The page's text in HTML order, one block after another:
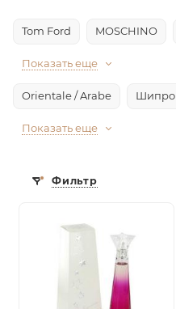
Tom Ford MOSCHINO
Показать еще
Orientale / Arabe
Показать еще
Фильтр